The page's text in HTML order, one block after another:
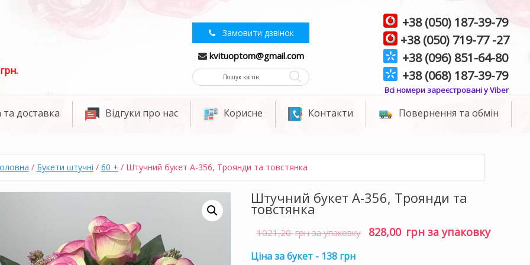
Замовити дзвінок
kvituoptom@gmail.com
+38 (050) 187-39-79
+38 (050) 719-77 -27
+38 (096) 851-64-80
+38 (068) 187-39-79
Всі номери зареєстровані у Viber
доставка Відгуки про нас Корисне Контакти Повернення та обмін
/ Букети штучні / 60 + / Штучний букет A-356, Троянди та товстянка
Штучний букет A-356, Троянди та
товстянка
1021,20грн за упаковку
Оригінальна
828,00 грн за упаковкуПоточна
Ціна за букет - 138 грн